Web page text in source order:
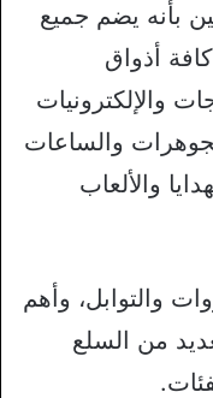
بأنه يضم جميع
أذواق
والإلكترونيات
والساعات
والألعاب
والتوابل، وأهم
من السلع